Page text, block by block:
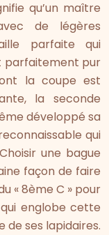
qu’un maître
de légères
parfaite qui
parfaitement pur
la coupe est
la seconde
développé sa
qui
une bague
façon de faire
« 8ème C » pour
englobe cette
ses lapidaires.